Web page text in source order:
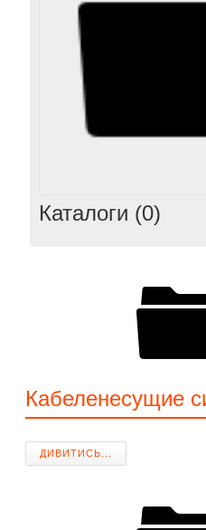
Каталоги (0)
Кабеленесущие
ДИВИТИСЬ...